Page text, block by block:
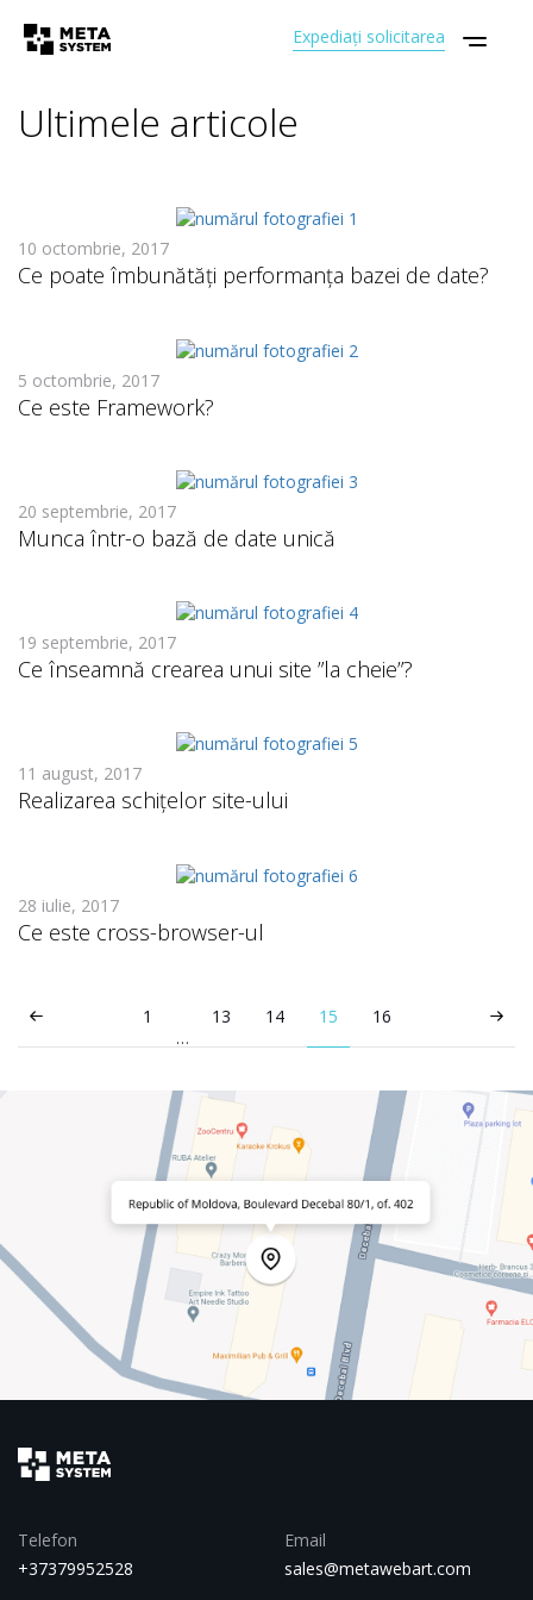
Expediați solicitarea
Ultimele articole
10 octombrie, 2017
Сe poate îmbunătăți performanța bazei de date?
5 octombrie, 2017
Ce este Framework?
20 septembrie, 2017
Munca într-o bază de date unică
19 septembrie, 2017
Ce înseamnă crearea unui site ”la cheie”?
11 august, 2017
Realizarea schițelor site-ului
28 iulie, 2017
Ce este cross-browser-ul
1
…
13 14 15 16
Telefon
+37379952528
Email
sales@metawebart.com